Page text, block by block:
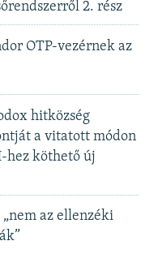
2. rész
OTP-vezérnek az
hitközség
a vitatott módon
hez köthető új
az ellenzéki